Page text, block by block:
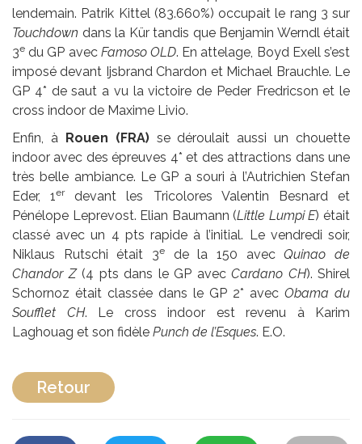
lendemain. Patrik Kittel (83.660%) occupait le rang 3 sur
Touchdown dans la Kür tandis que Benjamin Werndl était
3e du GP avec Famoso OLD. En attelage, Boyd Exell s’est
imposé devant Ijsbrand Chardon et Michael Brauchle. Le
GP 4* de saut a vu la victoire de Peder Fredricson et le
cross indoor de Maxime Livio.
Enfin, à
Rouen (FRA)se déroulait aussi un chouette
indoor avec des épreuves 4* et des attractions dans une
très belle ambiance. Le GP a souri à l’Autrichien Stefan
Eder, 1erdevant les Tricolores Valentin Besnard et
Pénélope Leprevost. Elian Baumann (Little Lumpi E) était
classé avec un 4 pts rapide à l’initial. Le vendredi soir,
Niklaus Rutschi était 3e de la 150 avecQuinao de
Chandor Z (4 pts dans le GP avec Cardano CH). Shirel
Schornoz était classée dans le GP 2* avec Obama du
Soufflet CH. Le cross indoor est revenu à Karim
Laghouag et son fidèle Punch de l’Esques. E.O.
Retour